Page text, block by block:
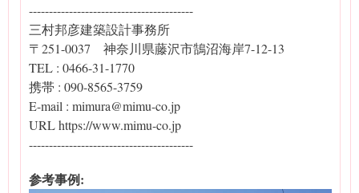
-----------------------------------------
三村邦彦建築設計事務所
〒251-0037 神奈川県藤沢市鵠沼海岸7-12-13
TEL : 0466-31-1770
携帯 : 090-8565-3759
E-mail : mimura@mimu-co.jp
URL https://www.mimu-co.jp
-----------------------------------------
参考事例: